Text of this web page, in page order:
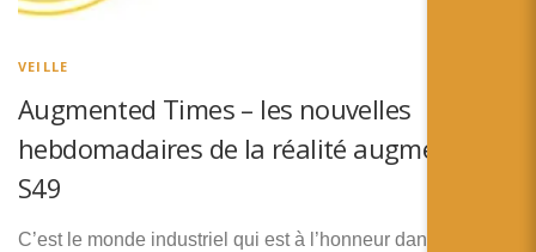
Español
VEILLE
Augmented Times – les nouvelles
hebdomadaires de la réalité augmentée –
S49
C’est le monde industriel qui est à l’honneur dans notre